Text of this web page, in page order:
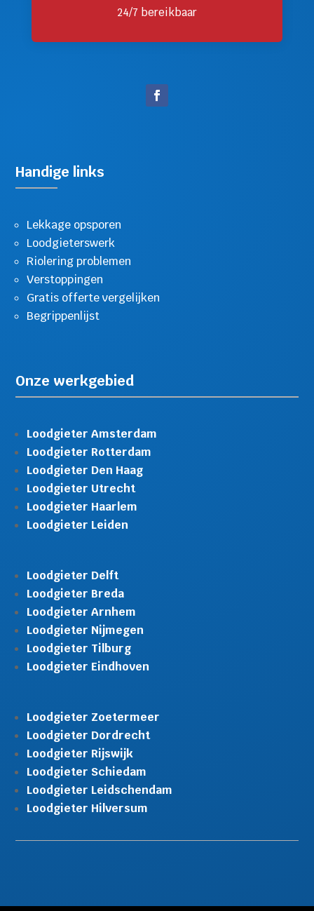
24/7 bereikbaar
Gratis offerte in 24
uur
Landelijke dekking.
Vraag binnen 10 seconden een
10+ jaar ervaring
Handige links
Lekkage opsporen
Loodgieterswerk
Riolering problemen
Verstoppingen
Gratis offerte vergelijken
Begrippenlijst
Onze werkgebied
Loodgieter Amsterdam
Loodgieter Rotterdam
Loodgieter Den Haag
Loodgieter Utrecht
Loodgieter Haarlem
Loodgieter Leiden
Loodgieter Delft
Loodgieter Breda
Loodgieter Arnhem
Loodgieter Nijmegen
Loodgieter Tilburg
Loodgieter Eindhoven
Loodgieter Zoetermeer
Loodgieter Dordrecht
Loodgieter Rijswijk
Loodgieter Schiedam
Loodgieter Leidschendam
Loodgieter Hilversum